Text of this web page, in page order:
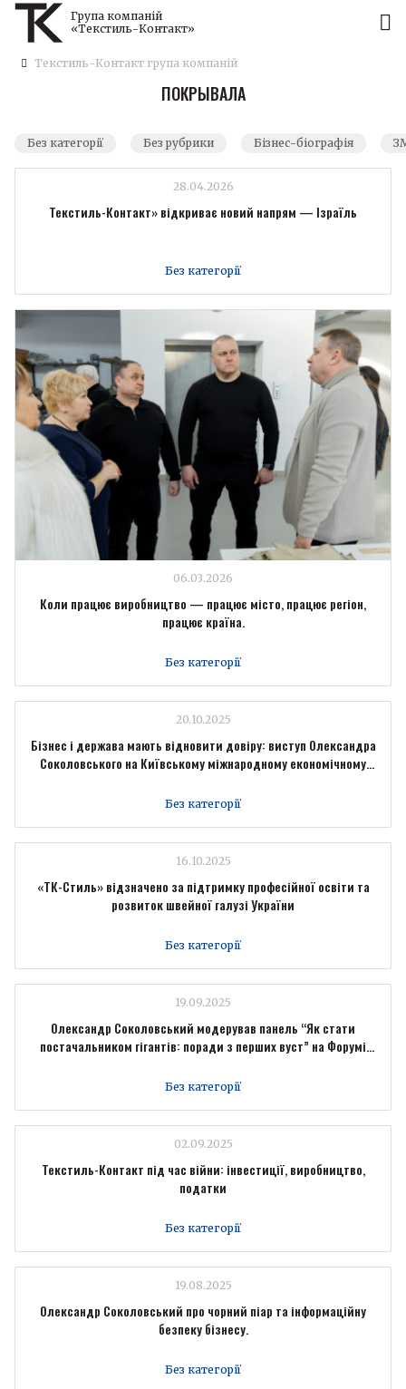
Група компаній
«Текстиль-Контакт»
Текстиль-Контакт група компаній
ПОКРЫВАЛА
Без категорії Без рубрики Бізнес-біографія
28.04.2026
Текстиль-Контакт» відкриває новий напрям — Ізраїль
Без категорії
06.03.2026
Коли працює виробництво — працює місто, працює регіон,
працює країна.
Без категорії
20.10.2025
Бізнес і держава мають відновити довіру: виступ Олександра
Соколовського на Київському міжнародному економічному
Без категорії
16.10.2025
«ТК-Стиль» відзначено за підтримку професійної освіти та
розвиток швейної галузі України
Без категорії
19.09.2025
Олександр Соколовський модерував панель “Як стати
постачальником гігантів: поради з перших вуст” на Форумі
Без категорії
02.09.2025
Текстиль-Контакт під час війни: інвестиції, виробництво,
податки
Без категорії
19.08.2025
Олександр Соколовський про чорний піар та інформаційну
безпеку бізнесу.
Без категорії